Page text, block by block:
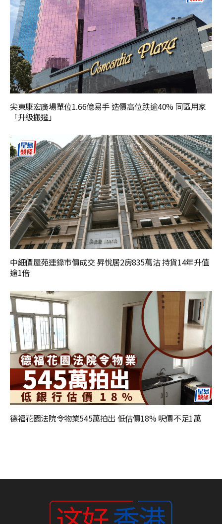
尖東康宏廣場單位1.66億易手 造價高位跌逾40% 同區用家
「升級搬遷」
中細價屋苑連錄市價成交 昇悅居2房835萬沽 持貨14年升值
逾1倍
德福花園法院令物業545萬拍出 低估價18% 呎價不足1萬